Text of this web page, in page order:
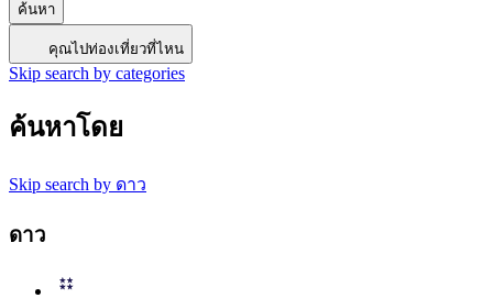
ค้นหา
คุณไปท่องเที่ยวที่ไหน
Skip search by categories
ค้นหาโดย
Skip search by ดาว
ดาว